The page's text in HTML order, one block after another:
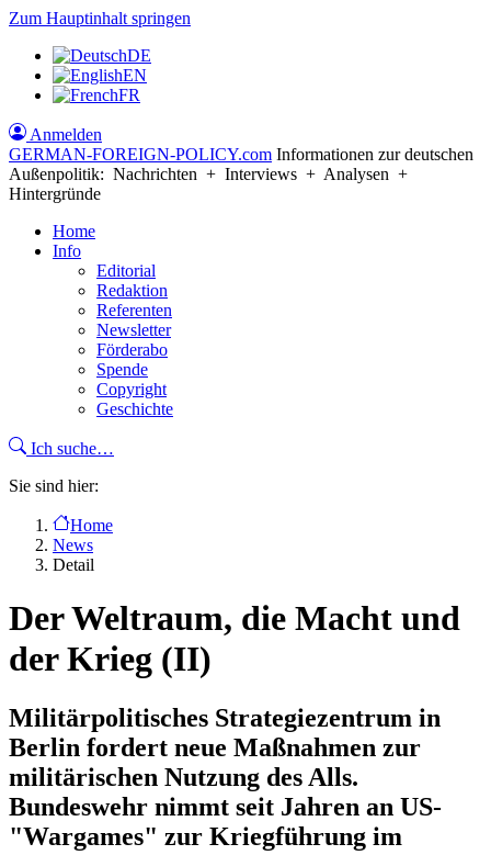
Zum Hauptinhalt springen
DE
EN
FR
Anmelden
GERMAN-FOREIGN-POLICY.com Informationen zur deutschen
Außenpolitik: Nachrichten + Interviews + Analysen +
Hintergründe
Home
Info
Editorial
Redaktion
Referenten
Newsletter
Förderabo
Spende
Copyright
Geschichte
Ich suche…
Sie sind hier:
Home
News
Detail
Der Weltraum, die Macht und
der Krieg (II)
Militärpolitisches Strategiezentrum in
Berlin fordert neue Maßnahmen zur
militärischen Nutzung des Alls.
Bundeswehr nimmt seit Jahren an US-
"Wargames" zur Kriegführung im